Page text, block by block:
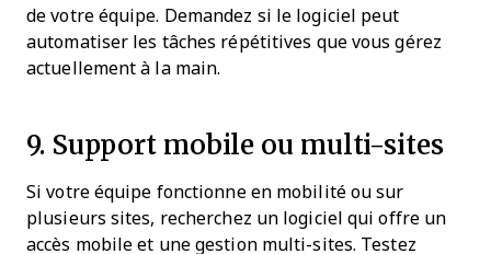
de votre équipe. Demandez si le logiciel peut
automatiser les tâches répétitives que vous gérez
actuellement à la main.
9. Support mobile ou multi-sites
Si votre équipe fonctionne en mobilité ou sur
plusieurs sites, recherchez un logiciel qui offre un
accès mobile et une gestion multi-sites. Testez